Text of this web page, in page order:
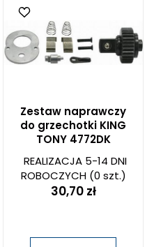
Zestaw naprawczy
do grzechotki KING
TONY 4772DK
REALIZACJA 5-14 DNI
ROBOCZYCH(0 szt.)
30,70 zł